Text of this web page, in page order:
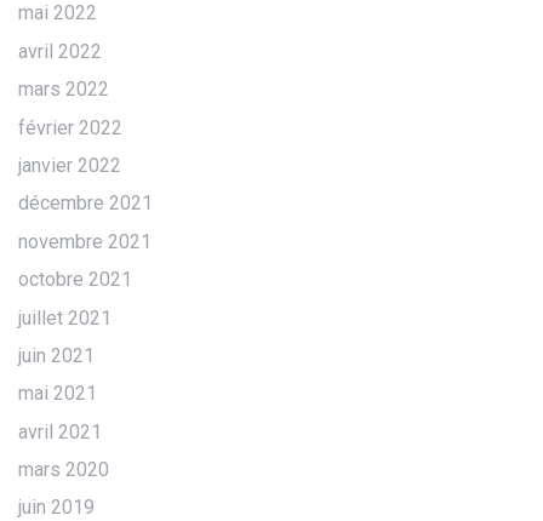
mai 2022
avril 2022
mars 2022
février 2022
janvier 2022
décembre 2021
novembre 2021
octobre 2021
juillet 2021
juin 2021
mai 2021
avril 2021
mars 2020
juin 2019